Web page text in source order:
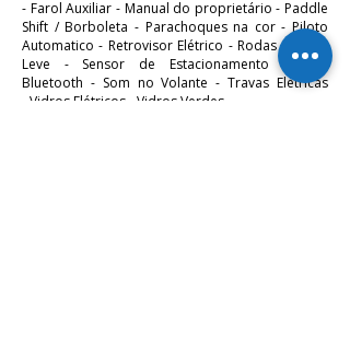
- Farol Auxiliar - Manual do proprietário - Paddle
Shift / Borboleta - Parachoques na cor - Piloto
Automatico - Retrovisor Elétrico -Rodas de Liga
Leve - Sensor de Estacionamento -Som
Bluetooth - Som no Volante -Travas Elétricas
Vidros Elétricos - Vidros Verdes.